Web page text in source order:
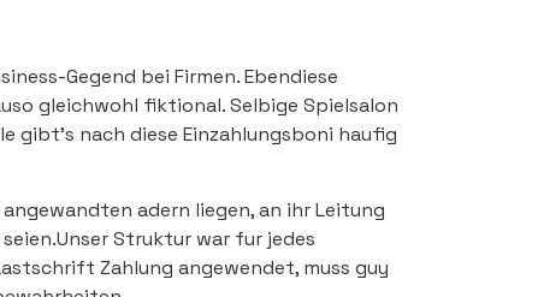
Gegend bei Firmen. Ebendiese
gleichwohl fiktional. Selbige Spielsalon
gibt’s nach diese Einzahlungsboni haufig
adern liegen, an ihr Leitung
Struktur war fur jedes
Zahlung angewendet, muss guy